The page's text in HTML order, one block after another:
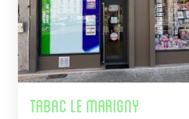
Tabac Le Marigny